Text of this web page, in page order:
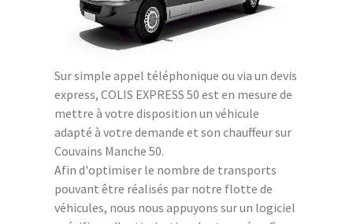
Sur simple appel téléphonique ou via un devis
express, COLIS EXPRESS 50 est en mesure de
mettre à votre disposition un véhicule
adapté à votre demande et son chauffeur sur
Couvains Manche 50.
Afin d'optimiser le nombre de transports
pouvant être réalisés par notre flotte de
véhicules, nous nous appuyons sur un logiciel